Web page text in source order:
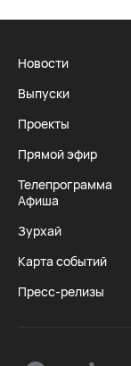
Новости
Выпуски
Проекты
Прямой эфир
Телепрограмма
Афиша
Зурхай
Карта событий
Пресс-релизы